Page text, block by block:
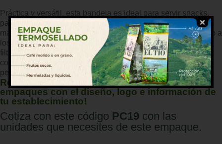
Práctica y versátil, esta bandeja es ideal para servir snacks,
papas fritas, nachos, hot dogs o cualquier comida rápida de
manera cómoda y segura. Su diseño abierto facilita el acceso a
los alimentos, mientras que su estructura resistente evita
filtraciones y mantiene la presentación impecable. Fabricada
con materiales biodegradables y reciclables, es la opción
perfecta para food trucks, ferias y restaurantes.
Recuerda que podemos personalizar tus
empaques con el diseño, logo e información de
tu establecimiento!
Cotiza con este código PC19 con las
unidades que necesites de este empaque.